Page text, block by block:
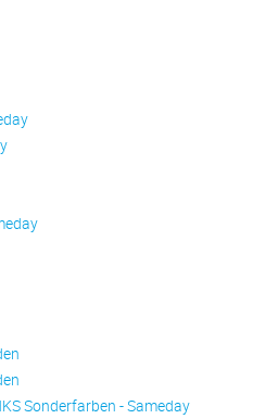
Sonderfarben - Sameday